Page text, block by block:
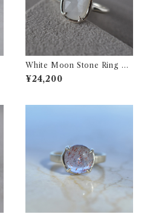
White Moon Stone Ring ホ
ワイトムーンストーン シルバ
ーリング
¥24,200